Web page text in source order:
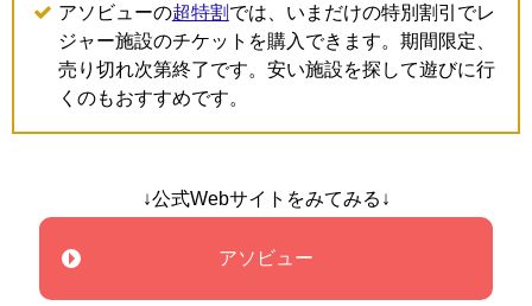
アソビューの超特割 では、いまだけの特別割引でレ
ジャー施設のチケットを購入できます。期間限定、
売り切れ次第終了です。安い施設を探して遊びに行
くのもおすすめです。
↓公式Webサイトをみてみる↓
アソビュー